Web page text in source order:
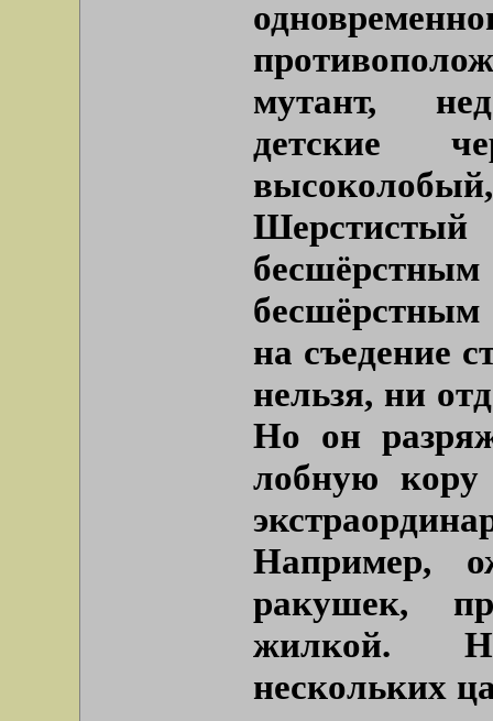
мутант,
детские
на съедение
нельзя, ни
Но он
лобную кору
Например,
ракушек,
жилкой.
нескольких